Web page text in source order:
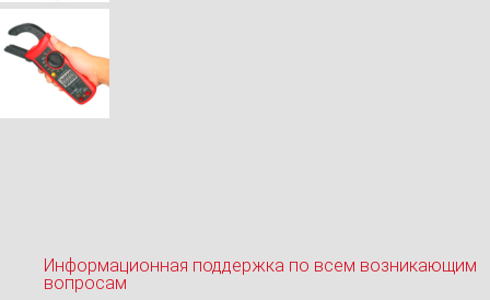
Информационная поддержка по всем возникающим
вопросам